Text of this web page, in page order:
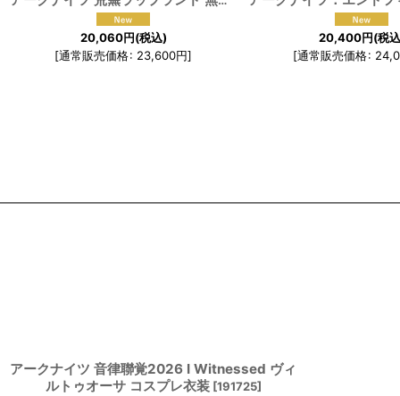
20,060円(税込)
[通常販売価格: 23,600円]
20,400円(税
[通常販売価格:
アークナイツ 音律聯覚2026 I Witnessed ヴィ
ルトゥオーサ コスプレ衣装 [191725]